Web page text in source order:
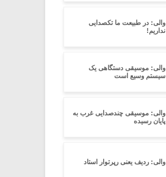
والی: در طبیعت ما تکصدایی
نداریم!
والی: موسیقی دستگاهی یک
سیستم وسیع است
والی: موسیقی چندصدایی غرب به
پایان رسیده
والی: ردیف یعنی رپرتوار استاد